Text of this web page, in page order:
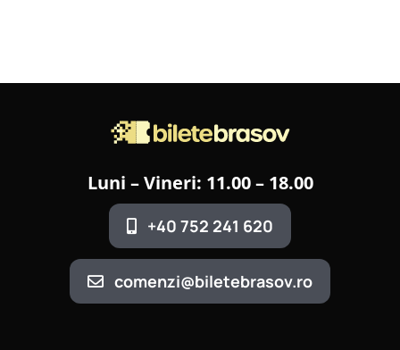
Luni – Vineri: 11.00 – 18.00
+40 752 241 620
comenzi@biletebrasov.ro